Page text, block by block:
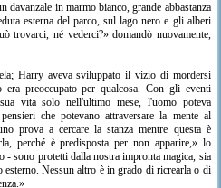
in marmo bianco, grande abbastanza
esterna del parco, sul lago nero e gli alberi
trovarci, né vederci?» domandò nuovamente,
Harry aveva sviluppato il vizio di mordersi
preoccupato per qualcosa. Con gli eventi
vita solo nell'ultimo mese, l'uomo poteva
che potevano attraversare la mente al
prova a cercare la stanza mentre questa è
perché è predisposta per non apparire,» lo
- sono protetti dalla nostra impronta magica, sia
Nessun altro è in grado di ricrearla o di